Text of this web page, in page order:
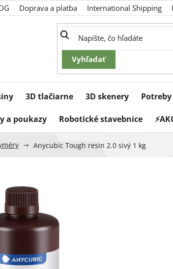
Doprava a platba International Shipping
3D tlačiarne 3D skenery
a poukazy Robotické stavebnice
Anycubic Tough resin 2.0 sivý 1 kg